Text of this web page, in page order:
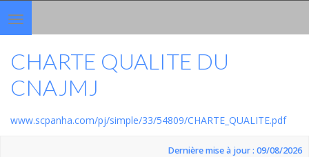
Toggle
navigation
CHARTE QUALITE DU
CNAJMJ
www.scpanha.com/pj/simple/33/54809/CHARTE_QUALITE.pdf
Dernière mise à jour : 09/08/2026